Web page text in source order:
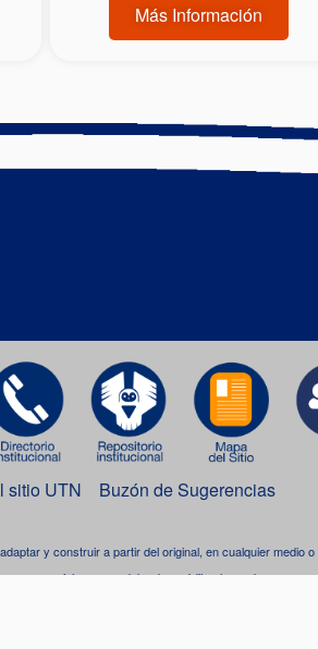
Más Información
sitio UTN Buzón de Sugerencias
y construir a partir del original, en cualquier medio
comercial, pero se debe dar crédito al creador.